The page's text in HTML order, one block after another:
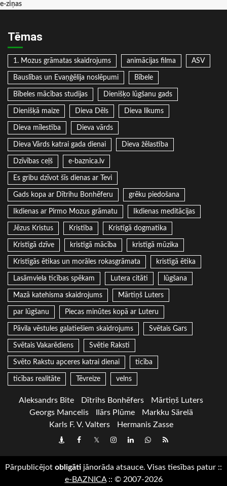
e-ziņas
Tēmas
1. Mozus grāmatas skaidrojums animācijas filma ASV
Bauslības un Evaņģēlija noslēpumi Bībele
Bībeles mācības studijas Dienišķo lūgšanu gads
Dienišķā maize Dieva Dēls Dieva likums
Dieva mīlestība Dieva vārds
Dieva Vārds katrai gada dienai Dieva žēlastība
Dzīvības ceļš e-baznica.lv
Es gribu dzīvot šīs dienas ar Tevi
Gads kopa ar Dītrihu Bonhēferu grēku piedošana
Ikdienas ar Pirmo Mozus grāmatu Ikdienas meditācijas
Jēzus Kristus Kristība Kristīgā dogmatika
Kristīgā dzīve kristīgā mācība kristīgā mūzika
Kristīgās ētikas un morāles rokasgrāmata kristīgā ētika
Lasāmviela ticības spēkam Lutera citāti lūgšana
Mazā katehisma skaidrojums Mārtiņš Luters
par lūgšanu Piecas minūtes kopā ar Luteru
Pāvila vēstules galatiešiem skaidrojums Svētais Gars
Svētais Vakarēdiens Svētie Raksti
Svēto Rakstu apceres katrai dienai ticība
ticības realitāte Tēvreize velns
Aleksandrs Bite Dītrihs Bonhēfers
Mārtiņš Luters
Georgs Mancelis
Ilārs Plūme
Markku Särelä
Karls F. V. Valters
Hermanis Zasse
DraugiemFacebook
TwitterInstagram
LinkedInwhatsapp
RSS
Pārpublicējot obligāti jānorāda atsauce. Visas tiesības patur ::
e-BAZNICA:: © 2007-2026